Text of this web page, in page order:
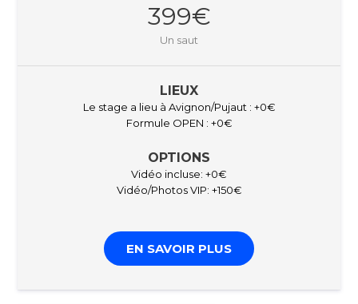
399€
Un saut
LIEUX
Le stage a lieu à Avignon/Pujaut : +0€
Formule OPEN : +0€
OPTIONS
Vidéo incluse: +0€
Vidéo/Photos VIP: +150€
EN SAVOIR PLUS